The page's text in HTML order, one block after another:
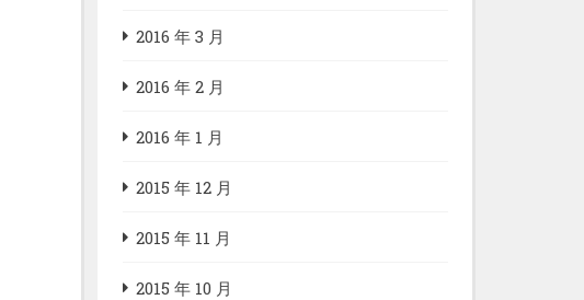
2016 年 3 月
2016 年 2 月
2016 年 1 月
2015 年 12 月
2015 年 11 月
2015 年 10 月